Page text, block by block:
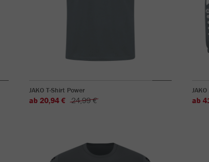
JAKO T-Shirt Power
ab 20,94 € 24,99 € ab